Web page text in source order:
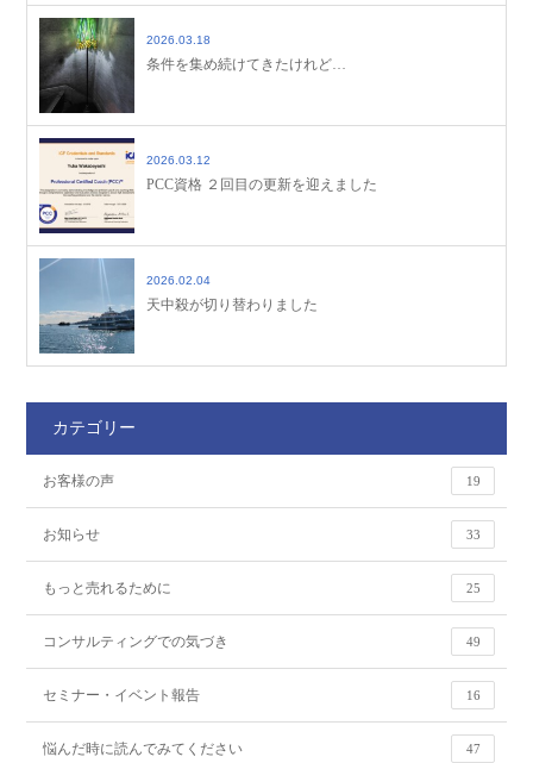
2026.03.18
条件を集め続けてきたけれど…
2026.03.12
PCC資格 ２回目の更新を迎えました
2026.02.04
天中殺が切り替わりました
カテゴリー
お客様の声 19
お知らせ 33
もっと売れるために 25
コンサルティングでの気づき 49
セミナー・イベント報告 16
悩んだ時に読んでみてください 47